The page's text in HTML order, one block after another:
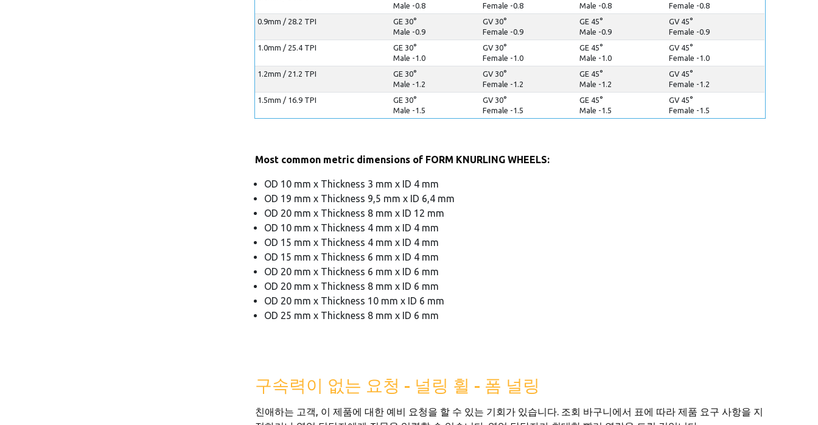
Male -0.8
Female -0.8
Male -0.8
Female -0.8
0.9mm / 28.2 TPI
GE 30°
Male -0.9
GV 30°
Female -0.9
GE 45°
Male -0.9
GV 45°
Female -0.9
1.0mm / 25.4 TPI
GE 30°
Male -1.0
GV 30°
Female -1.0
GE 45°
Male -1.0
GV 45°
Female -1.0
1.2mm / 21.2 TPI
GE 30°
Male -1.2
GV 30°
Female -1.2
GE 45°
Male -1.2
GV 45°
Female -1.2
1.5mm / 16.9 TPI
GE 30°
Male -1.5
GV 30°
Female -1.5
GE 45°
Male -1.5
GV 45°
Female -1.5
Most common metric dimensions of FORM KNURLING WHEELS:
OD 10 mm x Thickness 3 mm x ID 4 mm
OD 19 mm x Thickness 9,5 mm x ID 6,4 mm
OD 20 mm x Thickness 8 mm x ID 12 mm
OD 10 mm x Thickness 4 mm x ID 4 mm
OD 15 mm x Thickness 4 mm x ID 4 mm
OD 15 mm x Thickness 6 mm x ID 4 mm
OD 20 mm x Thickness 6 mm x ID 6 mm
OD 20 mm x Thickness 8 mm x ID 6 mm
OD 20 mm x Thickness 10 mm x ID 6 mm
OD 25 mm x Thickness 8 mm x ID 6 mm
구속력이 없는 요청 - 널링 휠 - 폼 널링
친애하는 고객, 이 제품에 대한 예비 요청을 할 수 있는 기회가 있습니다. 조회 바구니에서 표에 따라 제품 요구 사항을 지